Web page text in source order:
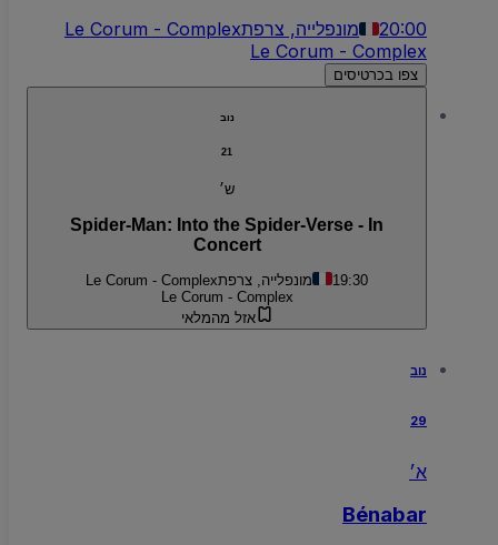
20:00 מונפלייה, צרפתLe Corum - Complex
Le Corum - Complex
צפו בכרטיסים
נוב
ש׳
Spider-Man: Into the Spider-Verse - In
Concert
19:30 מונפלייה, צרפתLe Corum - Complex
Le Corum - Complex
אזל מהמלאי
נוב
29
א׳
Bénabar